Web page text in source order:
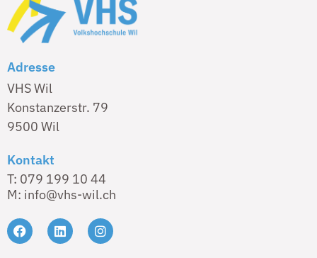
Adresse
VHS Wil
Konstanzerstr. 79
9500 Wil
Kontakt
T: 079 199 10 44
M: info@vhs-wil.ch